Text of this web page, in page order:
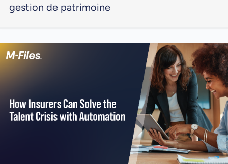
gestion de patrimoine